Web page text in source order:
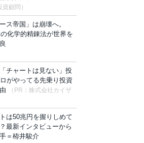
顧問）
ス帝国」は崩壊へ。
化学的精錬法が世界を
チャートは見ない」投
がやってる先乗り投資
（PR：株式会社カイザ
は50兆円を握りしめて
最新インタビューから
＝栫井駿介